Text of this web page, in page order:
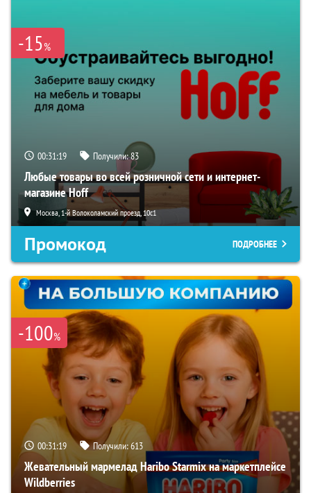
-15%
00:31:18 Получили:83
Любые товары во всей розничной сети и интернет-
магазине Hoff
Москва, 1-й Волоколамский проезд, 10с1
Промокод ПОДРОБНЕЕ
-100%
00:31:18 Получили:613
Жевательный мармелад Haribo Starmix на маркетплейсе
Wildberries